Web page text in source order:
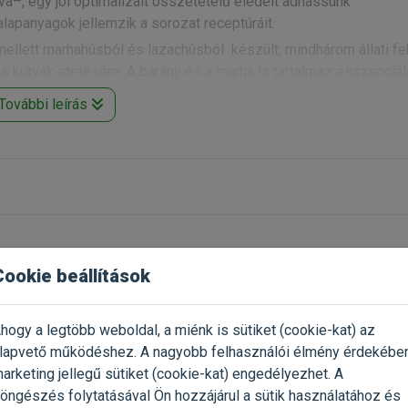
jellemzik a sorozat receptúráit.
marhahúsból és lazachúsból készült, mindhárom állati
támogatják az izomfejlesztést és fenntartják az energiát. Ezek
elkerülését, valamint az immunrendszer támogatását.
ú
gy fejlesztettek ki, hogy a kutyák természetes anyagcseréjét
min. 11%, halhúsliszt min.9%), burgonya,
leírás
Már próbáltad a
Oszd meg tapasztalatod a
gazdival!
fejlődik tőle, nem csak
beállítások
a legtöbb weboldal, a miénk is sütiket (cookie-kat) az
működéshez. A nagyobb felhasználói élmény
jellegű sütiket (cookie-kat) engedélyezhet. A
folytatásával Ön hozzájárul a sütik használatához és